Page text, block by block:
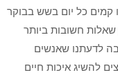
קמים כל יום בשש בבוקר
חשובות ביותר
לדעתנו שאנשים
להשיג איכות חיים